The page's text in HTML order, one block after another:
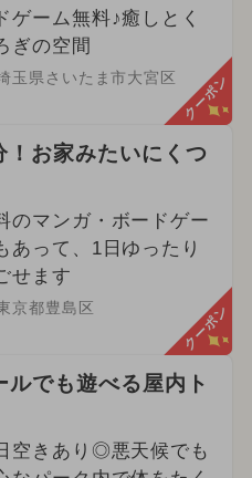
ゲーム無料♪癒しとく
ぎの空間
玉県さいたま市大宮区 クーポン
お家みたいにくつ
のマンガ・ボードゲー
あって、1日ゆったり
せます
京都豊島区 クーポン
でも遊べる屋内ト
空きあり◎悪天候でも